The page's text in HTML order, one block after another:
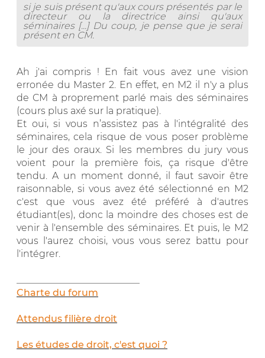
si je suis présent qu'aux cours présentés par le
directeur ou la directrice ainsi qu'aux
séminaires [...] Du coup, je pense que je serai
présent en CM.
Ah j'ai compris ! En fait vous avez une vision
erronée du Master 2. En effet, en M2 il n'y a plus
de CM à proprement parlé mais des séminaires
(cours plus axé sur la pratique).
Et oui, si vous n’assistez pas à l'intégralité des
séminaires, cela risque de vous poser problème
le jour des oraux. Si les membres du jury vous
voient pour la première fois, ça risque d'être
tendu. A un moment donné, il faut savoir être
raisonnable, si vous avez été sélectionné en M2
c'est que vous avez été préféré à d'autres
étudiant(es), donc la moindre des choses est de
venir à l'ensemble des séminaires. Et puis, le M2
vous l'aurez choisi, vous vous serez battu pour
l'intégrer.
Charte du forum
Attendus filière droit
Les études de droit, c'est quoi ?